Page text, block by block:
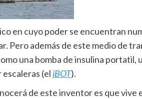
en cuyo poder se encuentran
Pero además de este medio de
una bomba de insulina portatil,
(el iBOT).
de este inventor es que vive